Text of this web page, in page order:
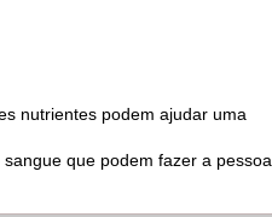
nutrientes podem ajudar uma
que podem fazer a pessoa